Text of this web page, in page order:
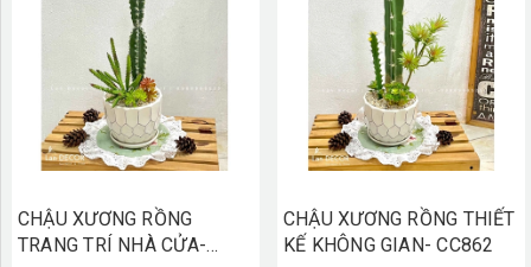
CHẬU XƯƠNG RỒNG
TRANG TRÍ NHÀ CỬA-
CHẬU XƯƠNG RỒNG THIẾT
KẾ KHÔNG GIAN- CC862